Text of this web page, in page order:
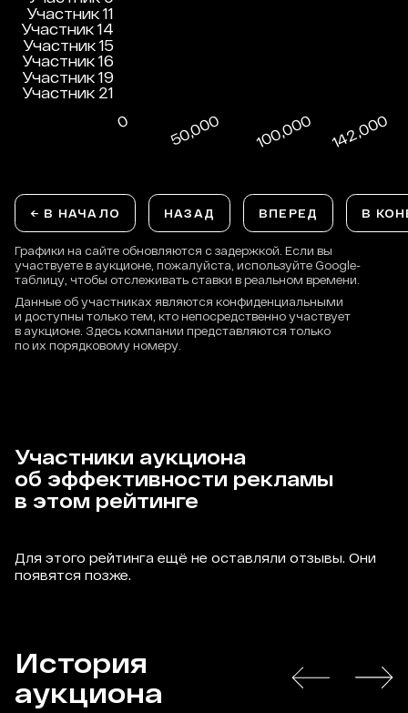
← В НАЧАЛО НАЗАД ВПЕРЕД В
Графики на сайте обновляются с задержкой. Если вы
участвуете в аукционе, пожалуйста, используйте Google-
таблицу, чтобы отслеживать ставки в реальном времени.
Данные об участниках являются конфиденциальными
и доступны только тем, кто непосредственно участвует
в аукционе. Здесь компании представляются только
по их порядковому номеру.
Участники аукциона
об эффективности рекламы
в этом рейтинге
Для этого рейтинга ещё не оставляли отзывы. Они
появятся позже.
История
аукциона